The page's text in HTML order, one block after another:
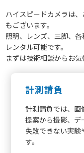
ハイスピードカメラは
もございます。
照明、レンズ、三脚、
レンタル可能です。
まずは技術相談からお気
計測請負
計測請負では、画
提案から撮影、デ
失敗できない実
す。